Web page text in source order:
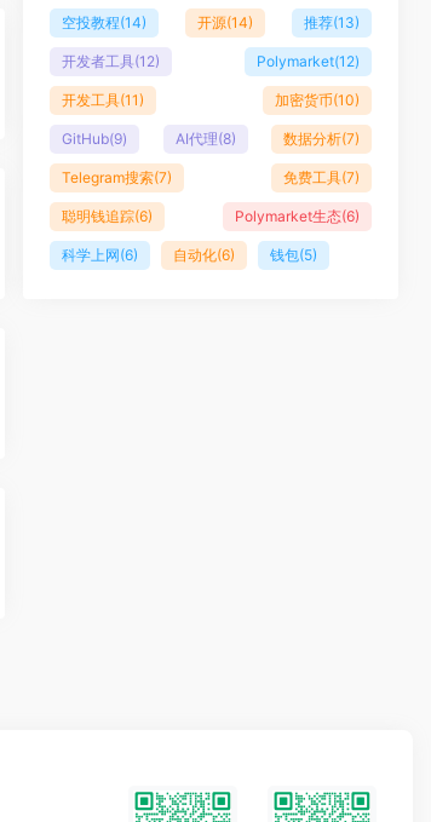
空投教程(14) 开源(14) 推荐(13)
开发者工具(12) Polymarket(12)
开发工具(11) 加密货币(10)
GitHub(9) AI代理(8) 数据分析(7)
Telegram搜索(7) 免费工具(7)
聪明钱追踪(6) Polymarket生态(6)
科学上网(6) 自动化(6) 钱包(5)